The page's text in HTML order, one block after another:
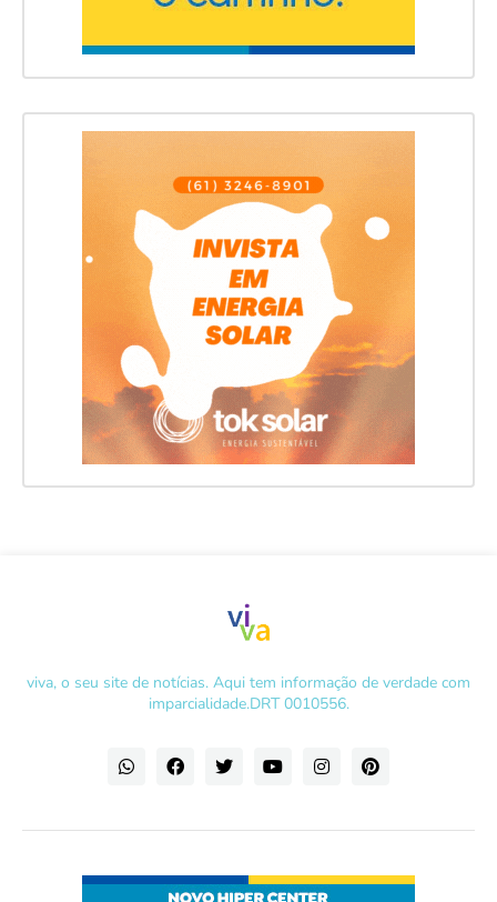
viva, o seu site de notícias. Aqui tem informação de verdade com
imparcialidade.DRT 0010556.